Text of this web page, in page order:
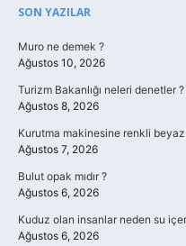
Sidebar
SON YAZILAR
Muro ne demek ?
Ağustos 10, 2026
Turizm Bakanlığı neleri denetler ?
Ağustos 8, 2026
Kurutma makinesine renkli beyaz
Ağustos 7, 2026
Bulut opak mıdır ?
Ağustos 6, 2026
Kuduz olan insanlar neden su
Ağustos 6, 2026